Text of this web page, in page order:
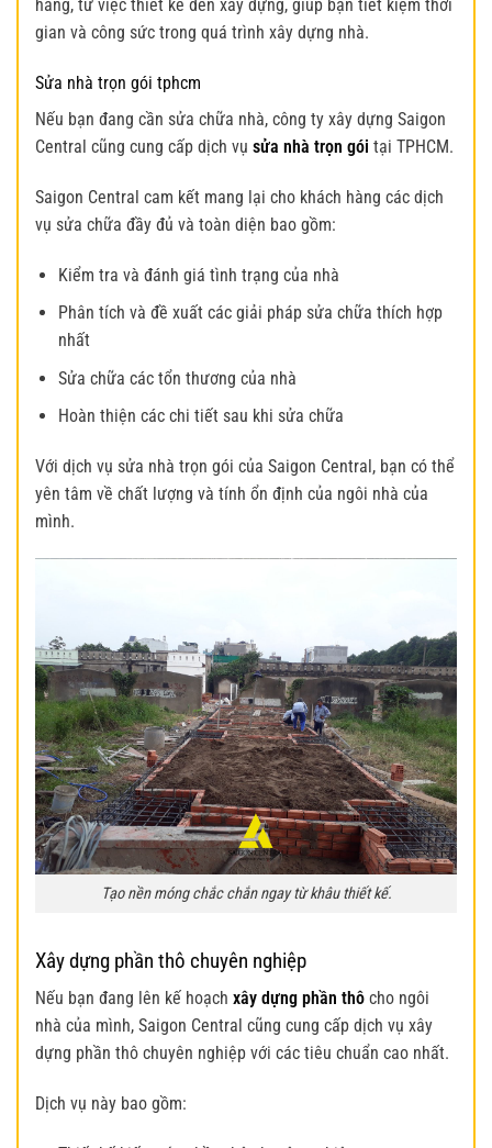
hàng, từ việc thiết kế đến xây dựng, giúp bạn tiết kiệm thời
gian và công sức trong quá trình xây dựng nhà.
Sửa nhà trọn gói tphcm
Nếu bạn đang cần sửa chữa nhà, công ty xây dựng Saigon
Central cũng cung cấp dịch vụ sửa nhà trọn gói tại TPHCM.
Saigon Central cam kết mang lại cho khách hàng các dịch
vụ sửa chữa đầy đủ và toàn diện bao gồm:
Kiểm tra và đánh giá tình trạng của nhà
Phân tích và đề xuất các giải pháp sửa chữa thích hợp
nhất
Sửa chữa các tổn thương của nhà
Hoàn thiện các chi tiết sau khi sửa chữa
Với dịch vụ sửa nhà trọn gói của Saigon Central, bạn có thể
yên tâm về chất lượng và tính ổn định của ngôi nhà của
mình.
Tạo nền móng chắc chắn ngay từ khâu thiết kế.
Xây dựng phần thô chuyên nghiệp
Nếu bạn đang lên kế hoạch xây dựng phần thô cho ngôi
nhà của mình, Saigon Central cũng cung cấp dịch vụ xây
dựng phần thô chuyên nghiệp với các tiêu chuẩn cao nhất.
Dịch vụ này bao gồm: